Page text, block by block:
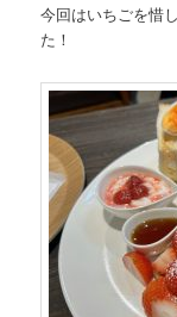
今回はいちごを惜
た！